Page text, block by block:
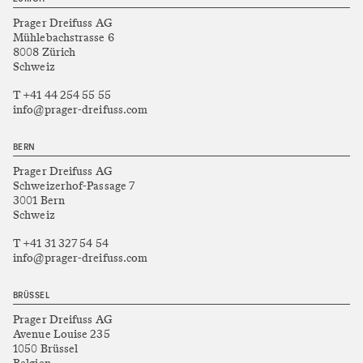
Prager Dreifuss AG
Mühlebachstrasse 6
8008 Zürich
Schweiz
T +41 44 254 55 55
info@prager-dreifuss.com
BERN
Prager Dreifuss AG
Schweizerhof-Passage 7
3001 Bern
Schweiz
T +41 31 327 54 54
info@prager-dreifuss.com
BRÜSSEL
Prager Dreifuss AG
Avenue Louise 235
1050 Brüssel